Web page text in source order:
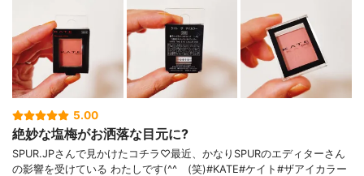
5.00
絶妙な塩梅がお洒落な目元に?
SPUR.JPさんで見かけたコチラ♡最近、かなりSPURのエディターさん
の影響を受けている わたしです(^^ゞ(笑)#KATE#ケイト#ザアイカラー